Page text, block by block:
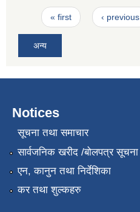
Pages
« first ‹ previous
अन्य
Notices
सूचना तथा समाचार
सार्वजनिक खरीद /बोलपत्र सूचना
एन, कानुन तथा निर्देशिका
कर तथा शुल्कहरु